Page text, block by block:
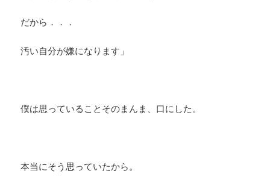
だから．．．
汚い自分が嫌になります」
僕は思っていることそのまんま、口にした。
本当にそう思っていたから。